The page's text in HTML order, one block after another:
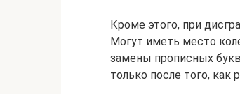
Кроме этого, при
Могут иметь место
замены прописных
только после того, как